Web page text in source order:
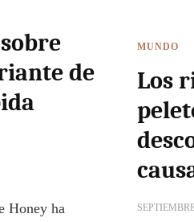
de
Honey ha
MUNDO
Los